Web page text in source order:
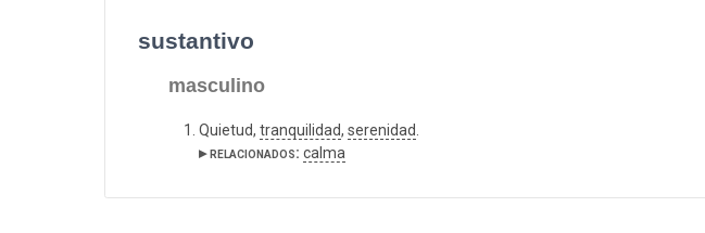
sustantivo
masculino
Quietud, tranquilidad, serenidad.
▸ relacionados: calma